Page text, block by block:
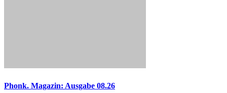
Phonk. Magazin: Ausgabe 08.26